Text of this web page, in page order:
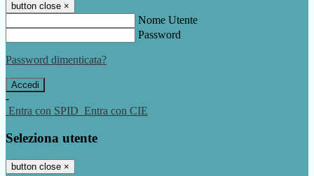
button close ×
Nome Utente
Password
Password dimenticata?
-
Entra con SPID Entra con CIE
Seleziona utente
button close ×